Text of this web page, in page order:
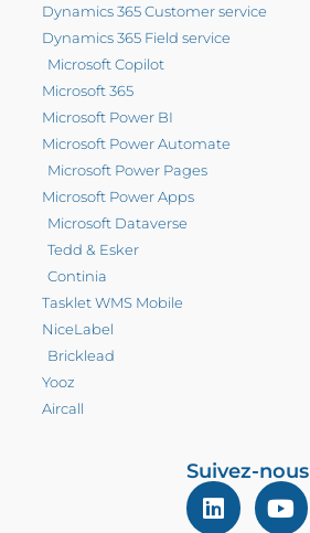
Dynamics 365 Customer service
Dynamics 365 Field service
Microsoft Copilot
Microsoft 365
Microsoft Power BI
Microsoft Power Automate
Microsoft Power Pages
Microsoft Power Apps
Microsoft Dataverse
Tedd & Esker
Continia
Tasklet WMS Mobile
NiceLabel
Bricklead
Yooz
Aircall
Suivez-nous